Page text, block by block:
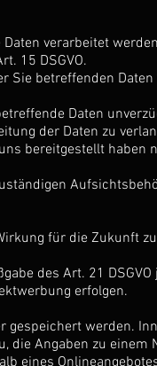
verarbeitet
15 DSGVO.
Sie betreffenden
Daten
der Daten zu
bereitgestellt haben
für die Zukunft
des Art. 21
erfolgen.
gespeichert werden.
Angaben zu einem
eines